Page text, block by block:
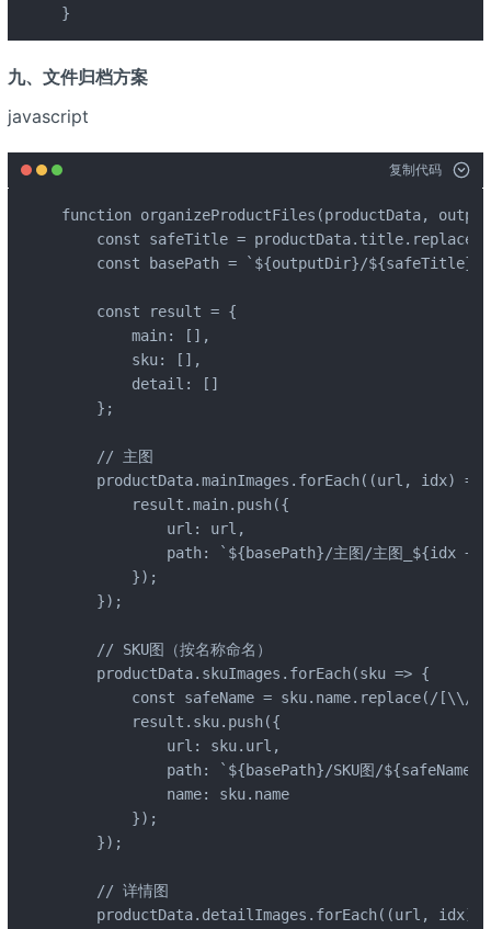
}
九、文件归档方案
javascript
复制代码
function organizeProductFiles(productData,
const safeTitle =
    const basePath = `${outputDir}/${safeTitle}`;
    const result = {
        main: [],
        sku: [],
        detail: []
    };
    // 主图
productData.mainImages.forEach((url, idx) =>
        result.main.push({
            url: url,
path: `${basePath}/主图/主图_${idx +
        });
    });
    // SKU图（按名称命名）
    productData.skuImages.forEach(sku => {
const safeName = sku.name.replace(/[\\/
        result.sku.push({
            url: sku.url,
path: `${basePath}/SKU图/
            name: sku.name
        });
    });
    // 详情图
productData.detailImages.forEach((url, idx)